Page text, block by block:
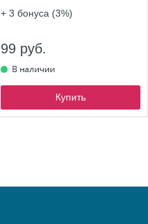
+ 3 бонуса (3%)
99 руб.
Купить